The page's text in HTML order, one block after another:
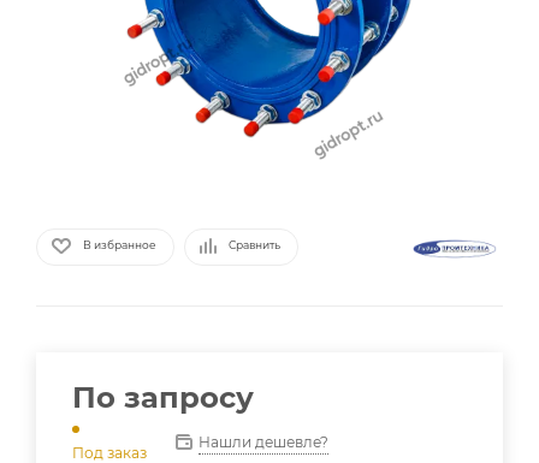
В избранное Сравнить
По запросу
Под заказ
Нашли дешевле?